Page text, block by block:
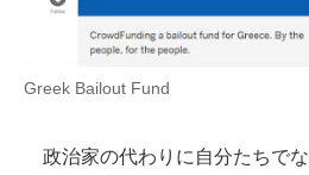
マーケ×ITの今がよく分かる
ITエンジニア向け専門サイト
IT製品の技術・比較・事例
Greek Bailout Fund
政治家の代わりに自分たちで